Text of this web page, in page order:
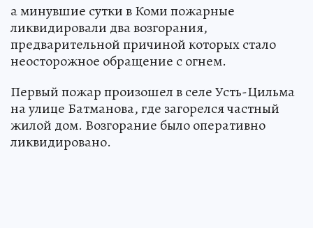
а минувшие сутки в Коми пожарные
ликвидировали два возгорания,
предварительной причиной которых стало
неосторожное обращение с огнем.
Первый пожар произошел в селе Усть-Цильма
на улице Батманова, где загорелся частный
жилой дом. Возгорание было оперативно
ликвидировано.